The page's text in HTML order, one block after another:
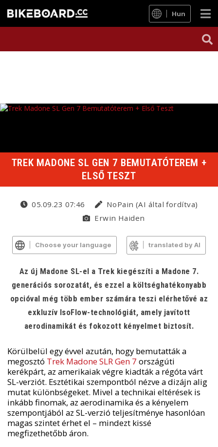
Hun
TREK MADONE SL GEN 7 BEMUTATÓTEREM +
ELSŐ TESZT
05.09.23 07:46
NoPain (AI által fordítva)
Erwin Haiden
Choose your language translated by AI
Az új Madone SL-el a Trek kiegészíti a Madone 7.
generációs sorozatát, és ezzel a költséghatékonyabb
opcióval még több ember számára teszi elérhetővé az
exkluzív IsoFlow-technológiát, amely javított
aerodinamikát és fokozott kényelmet biztosít.
Körülbelül egy évvel azután, hogy bemutatták a
megosztó Trek Madone SLR Gen 7 országúti
kerékpárt, az amerikaiak végre kiadták a régóta várt
SL-verziót. Esztétikai szempontból nézve a dizájn alig
mutat különbségeket. Mivel a technikai eltérések is
inkább finomak, az aerodinamika és a kényelem
szempontjából az SL-verzió teljesítménye hasonlóan
magas szintet érhet el – mindezt kissé
megfizethetőbb áron.